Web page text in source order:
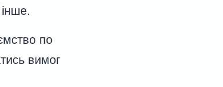
по
вимог